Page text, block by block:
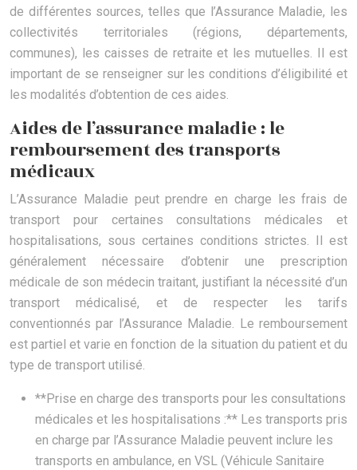
de différentes sources, telles que l’Assurance Maladie, les
collectivités territoriales (régions, départements,
communes), les caisses de retraite et les mutuelles. Il est
important de se renseigner sur les conditions d’éligibilité et
les modalités d’obtention de ces aides.
Aides de l’assurance maladie : le
remboursement des transports
médicaux
L’Assurance Maladie peut prendre en charge les frais de
transport pour certaines consultations médicales et
hospitalisations, sous certaines conditions strictes. Il est
généralement nécessaire d’obtenir une prescription
médicale de son médecin traitant, justifiant la nécessité d’un
transport médicalisé, et de respecter les tarifs
conventionnés par l’Assurance Maladie. Le remboursement
est partiel et varie en fonction de la situation du patient et du
type de transport utilisé.
**Prise en charge des transports pour les consultations
médicales et les hospitalisations :** Les transports pris
en charge par l’Assurance Maladie peuvent inclure les
transports en ambulance, en VSL (Véhicule Sanitaire